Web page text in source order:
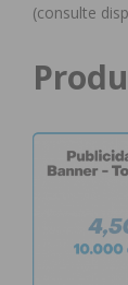
(consulte